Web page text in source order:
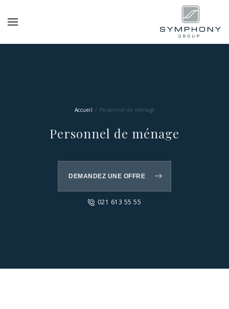
Accueil Personnel de ménage
Personnel de ménage
DEMANDEZ UNE OFFRE
021 613 55 55